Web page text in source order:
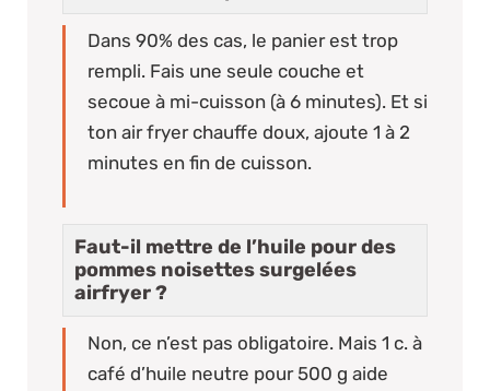
Dans 90% des cas, le panier est trop
rempli. Fais une seule couche et
secoue à mi-cuisson (à 6 minutes). Et si
ton air fryer chauffe doux, ajoute 1 à 2
minutes en fin de cuisson.
Faut-il mettre de l’huile pour des
pommes noisettes surgelées
airfryer ?
Non, ce n’est pas obligatoire. Mais 1 c. à
café d’huile neutre pour 500 g aide